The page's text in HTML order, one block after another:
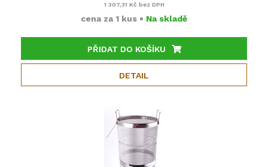
1 307,31 Kč bez DPH
cena za 1 kus • Na skladě
PŘIDAT DO KOŠÍKU
DETAIL